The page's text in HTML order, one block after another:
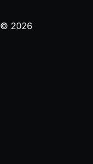
© 2026